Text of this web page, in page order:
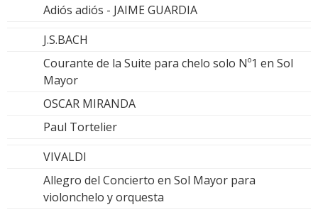
Adiós adiós - JAIME GUARDIA
J.S.BACH
Courante de la Suite para chelo solo Nº1 en Sol
Mayor
OSCAR MIRANDA
Paul Tortelier
VIVALDI
Allegro del Concierto en Sol Mayor para
violonchelo y orquesta